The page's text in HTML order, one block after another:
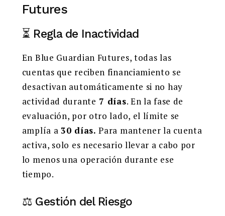
Futures
⏳ Regla de Inactividad
En Blue Guardian Futures, todas las
cuentas que reciben financiamiento se
desactivan automáticamente si no hay
actividad durante 7 días. En la fase de
evaluación, por otro lado, el límite se
amplía a30 días. Para mantener la cuenta
activa, solo es necesario llevar a cabo por
lo menos una operación durante ese
tiempo.
⚖️ Gestión del Riesgo